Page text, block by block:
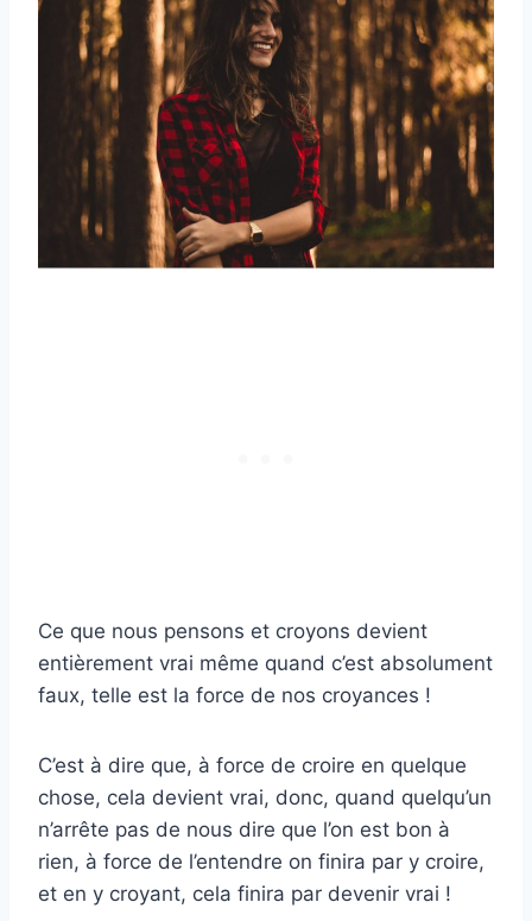
Ce que nous pensons et croyons devient
entièrement vrai même quand c’est absolument
faux, telle est la force de nos croyances !
C’est à dire que, à force de croire en quelque
chose, cela devient vrai, donc, quand quelqu’un
n’arrête pas de nous dire que l’on est bon à
rien, à force de l’entendre on finira par y croire,
et en y croyant, cela finira par devenir vrai !